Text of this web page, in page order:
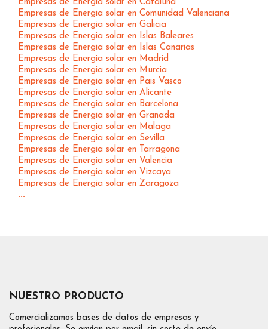
Empresas de Energia solar en Cataluña
Empresas de Energia solar en Comunidad Valenciana
Empresas de Energia solar en Galicia
Empresas de Energia solar en Islas Baleares
Empresas de Energia solar en Islas Canarias
Empresas de Energia solar en Madrid
Empresas de Energia solar en Murcia
Empresas de Energia solar en Pais Vasco
Empresas de Energia solar en Alicante
Empresas de Energia solar en Barcelona
Empresas de Energia solar en Granada
Empresas de Energia solar en Malaga
Empresas de Energia solar en Sevilla
Empresas de Energia solar en Tarragona
Empresas de Energia solar en Valencia
Empresas de Energia solar en Vizcaya
Empresas de Energia solar en Zaragoza
...
NUESTRO PRODUCTO
Comercializamos bases de datos de empresas y